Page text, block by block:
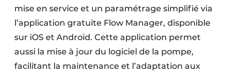
mise en service et un paramétrage simplifié via
l’application gratuite Flow Manager, disponible
sur iOS et Android. Cette application permet
aussi la mise à jour du logiciel de la pompe,
facilitant la maintenance et l’adaptation aux